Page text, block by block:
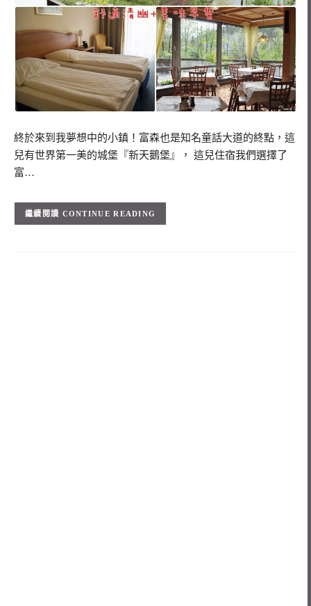
終於來到我夢想中的小鎮！富森也是知名童話大道的終點，這
兒有世界第一美的城堡『新天鵝堡』， 這兒住宿我們選擇了
富…
CONTINUE READING